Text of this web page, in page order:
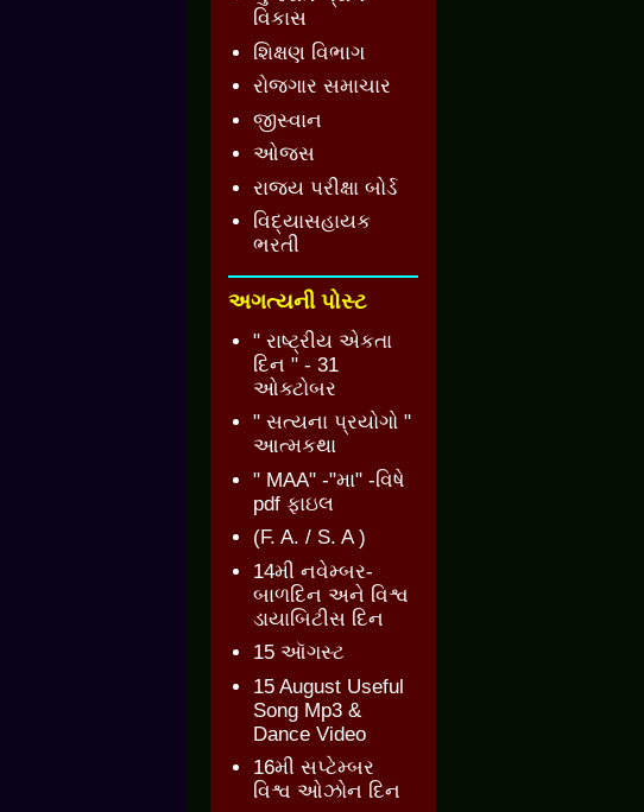
વિકાસ
શિક્ષણ વિભાગ
રોજગાર સમાચાર
જીસ્વાન
ઓજસ
રાજ્ય પરીક્ષા બોર્ડ
વિદ્યાસહાયક
ભરતી
અગત્યની પોસ્ટ
" રાષ્ટ્રીય એકતા
દિન " - 31
ઓક્ટોબર
" સત્યના પ્રયોગો "
આત્મકથા
" MAA" -"મા" -વિષે
pdf ફાઇલ
(F. A. / S. A )
14મી નવેમ્બર-
બાળદિન અને વિશ્વ
ડાયાબિટીસ દિન
15 ઑગસ્ટ
15 August Useful
Song Mp3 &
Dance Video
16મી સપ્ટેમ્બર
વિશ્વ ઓઝોન દિન